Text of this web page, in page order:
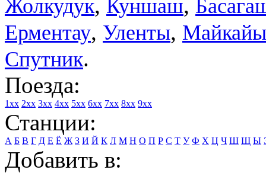
Жолкудук Куншаш
Ерментау, Уленты,
Спутник.
Поезда:
1xx 2xx 3xx 4xx 5xx 6xx 7xx 8xx 9xx
Станции:
А Б В Г Д Е Ё Ж З И Й К Л М Н О П Р С Т У Ф Х Ц Ч Ш Щ Ы
Добавить в: